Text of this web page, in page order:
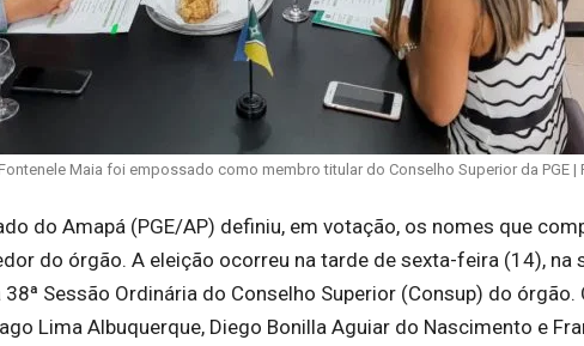
Maia foi empossado como membro titular do Conselho Superior da PGE |
do Amapá (PGE/AP) definiu, em votação, os nomes que
do órgão. A eleição ocorreu na tarde de sexta-feira (14), na
38ª Sessão Ordinária do Conselho Superior (Consup) do
Lima Albuquerque, Diego Bonilla Aguiar do Nascimento e